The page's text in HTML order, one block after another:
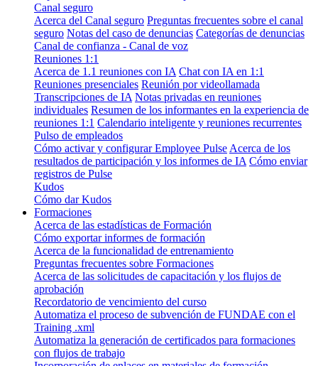
Canal seguro
Acerca del Canal seguro Preguntas frecuentes sobre el canal
seguro Notas del caso de denuncias Categorías de denuncias
Canal de confianza - Canal de voz
Reuniones 1:1
Acerca de 1.1 reuniones con IA Chat con IA en 1:1
Reuniones presenciales Reunión por videollamada
Transcripciones de IA Notas privadas en reuniones
individuales Resumen de los informantes en la experiencia de
reuniones 1:1 Calendario inteligente y reuniones recurrentes
Pulso de empleados
Cómo activar y configurar Employee Pulse Acerca de los
resultados de participación y los informes de IA Cómo enviar
registros de Pulse
Kudos
Cómo dar Kudos
Formaciones
Acerca de las estadísticas de Formación
Cómo exportar informes de formación
Acerca de la funcionalidad de entrenamiento
Preguntas frecuentes sobre Formaciones
Acerca de las solicitudes de capacitación y los flujos de
aprobación
Recordatorio de vencimiento del curso
Automatiza el proceso de subvención de FUNDAE con el
Training .xml
Automatiza la generación de certificados para formaciones
con flujos de trabajo